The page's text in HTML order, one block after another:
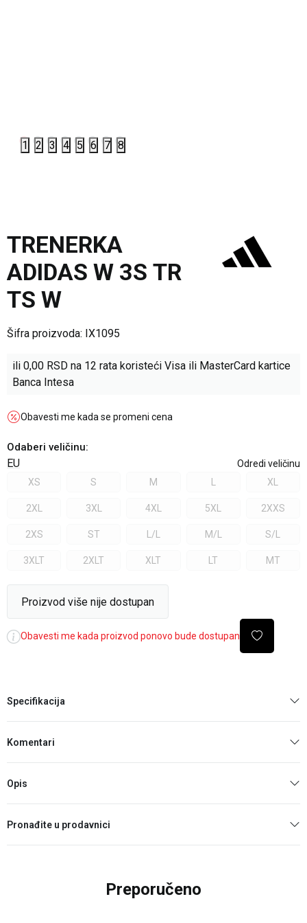
1 2 3 4 5 6 7 8
TRENERKA
ADIDAS W 3S TR
TS W
Šifra proizvoda: IX1095
ili 0,00 RSD na 12 rata koristeći Visa ili MasterCard kartice
Banca Intesa
Obavesti me kada se promeni cena
Odaberi veličinu:
EU
Odredi veličinu
XS
S M XL
2XL 3XL 4XL 5XL 2XXS
2XS ST L/L M/L S/L
3XLT 2XLT XLT LT MT
Proizvod više nije dostupan
Obavesti me kada proizvod ponovo bude dostupan
Specifikacija
Komentari
Opis
Pronađite u prodavnici
Preporučeno